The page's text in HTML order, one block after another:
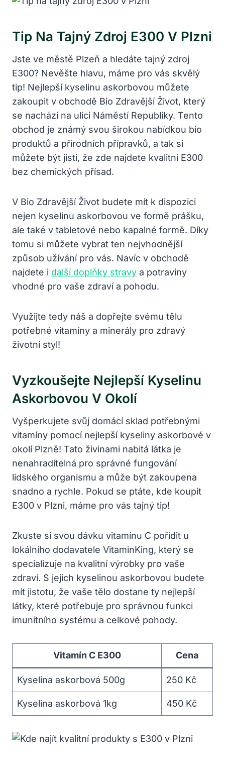
Tip Na Tajný Zdroj E300 V Plzni
Jste ve městě Plzeň a hledáte tajný zdroj
E300? Nevěšte hlavu, máme pro vás skvělý
tip! Nejlepší kyselinu askorbovou můžete
zakoupit v obchodě Bio Zdravější Život, který
se nachází na ulici Náměstí Republiky. Tento
obchod je známý svou širokou nabídkou bio
produktů a přírodních přípravků, a tak si
můžete být jisti, že zde najdete kvalitní E300
bez chemických přísad.
V Bio Zdravější Život budete mít k dispozici
nejen kyselinu askorbovou ve formě prášku,
ale také v tabletové nebo kapalné formě. Díky
tomu si můžete vybrat ten nejvhodnější
způsob užívání pro vás. Navíc v obchodě
najdete i další doplňky stravy a potraviny
vhodné pro vaše zdraví a pohodu.
Využijte tedy náš a dopřejte svému tělu
potřebné vitamíny a minerály pro zdravý
životní styl!
Vyzkoušejte Nejlepší Kyselinu
Askorbovou V Okolí
Vyšperkujete svůj domácí sklad potřebnými
vitamíny pomocí nejlepší kyseliny askorbové v
okolí Plzně! Tato živinami nabitá látka je
nenahraditelná pro správné fungování
lidského organismu a může být zakoupena
snadno a rychle. Pokud se ptáte, kde koupit
E300 v Plzni, máme pro vás tajný tip!
Zkuste si svou dávku vitamínu C pořídit u
lokálního dodavatele VitaminKing, který se
specializuje na kvalitní výrobky pro vaše
zdraví. S jejich kyselinou askorbovou budete
mít jistotu, že vaše tělo dostane ty nejlepší
látky, které potřebuje pro správnou funkci
imunitního systému a celkové pohody.
Vitamín C E300 Cena
Kyselina askorbová 500g 250 Kč
Kyselina askorbová 1kg 450 Kč